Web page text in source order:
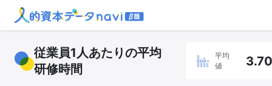
従業員1人あたりの平均
研修時間
平均
値
3.70